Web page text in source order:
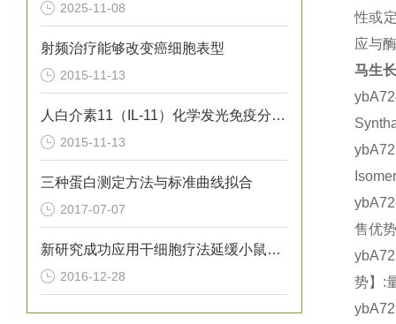
2025-11-08
射频治疗能够改变癌细胞表型
2015-11-13
人白介素11（IL-11）化学发光免疫分析试剂盒
2015-11-13
三种蛋白测定方法与标准曲线拟合
2017-07-07
新研究成功应用干细胞疗法延缓小鼠亨廷顿氏病进展
2016-12-28
性或
应与
马生
售优
势】: